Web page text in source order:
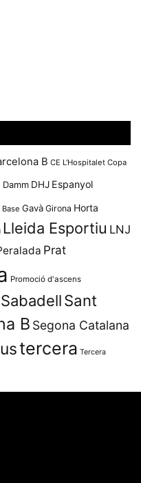
B CE L'Hospitalet Copa
Damm DHJ Espanyol
Gavà Girona Horta
Lleida Esportiu LNJ
Prat
Promoció d'ascens
SabadellSant
B Segona Catalana
tercera Tercera